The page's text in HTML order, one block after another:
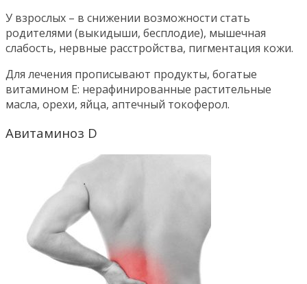
У взрослых – в снижении возможности стать
родителями (выкидыши, бесплодие), мышечная
слабость, нервные расстройства, пигментация кожи.
Для лечения прописывают продукты, богатые
витамином Е: нерафинированные растительные
масла, орехи, яйца, аптечный токоферол.
Авитаминоз D